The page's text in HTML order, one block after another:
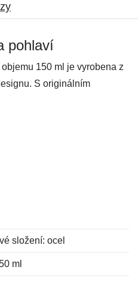
pohlaví
150 ml je vyrobena z
S originálním
složení: ocel
ml